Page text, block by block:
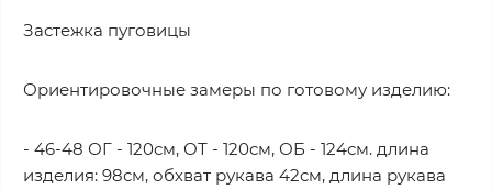
Застежка пуговицы
Ориентировочные замеры по готовому изделию:
- 46-48 ОГ - 120см, ОТ - 120см, ОБ - 124см. длина
изделия: 98см, обхват рукава 42см, длина рукава